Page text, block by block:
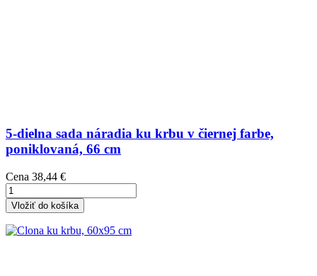
5-dielna sada náradia ku krbu v čiernej farbe,
poniklovaná, 66 cm
Cena 38,44 €
Vložiť do košíka